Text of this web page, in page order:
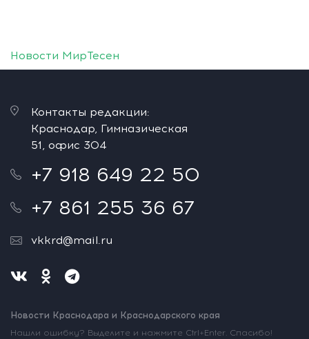
Новости МирТесен
Контакты редакции:
Краснодар, Гимназическая
51, офис 304
+7 918 649 22 50
+7 861 255 36 67
vkkrd@mail.ru
Новости Краснодара и Краснодарского края
Нашли ошибку? Выделите и нажмите Ctrl+Enter. Спасибо!